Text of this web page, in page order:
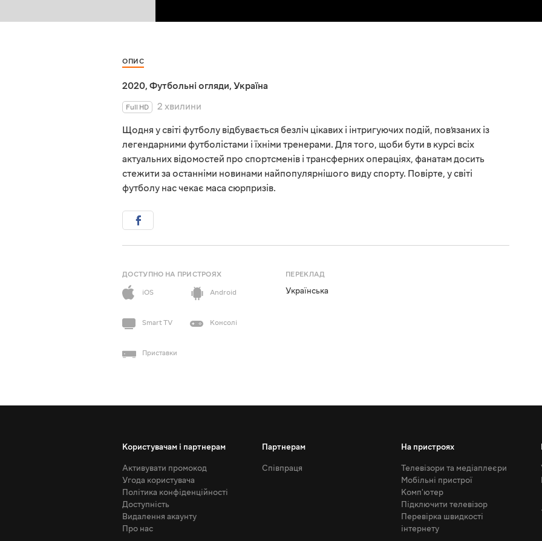
ОПИС
2020, Футбольні огляди, Україна
Full HD
2 хвилини
Щодня у світі футболу відбувається безліч цікавих і інтригуючих подій, пов’язаних із
легендарними футболістами і їхніми тренерами. Для того, щоби бути в курсі всіх
актуальних відомостей про спортсменів і трансферних операціях, фанатам досить
стежити за останніми новинами найпопулярнішого виду спорту. Повірте, у світі
футболу нас чекає маса сюрпризів.
ДОСТУПНО НА ПРИСТРОЯХ
iOS
Android
Smart TV Консолі
Приставки
ПЕРЕКЛАД
Українська
Користувачам і партнерам
Активувати промокод
Угода користувача
Політика конфіденційності
Доступність
Видалення акаунту
Про нас
Партнерам
Співпраця
На пристроях
Телевізори та медіаплеєри
Мобільні пристрої
Комп'ютер
Підключити телевізор
Перевірка швидкості
інтернету